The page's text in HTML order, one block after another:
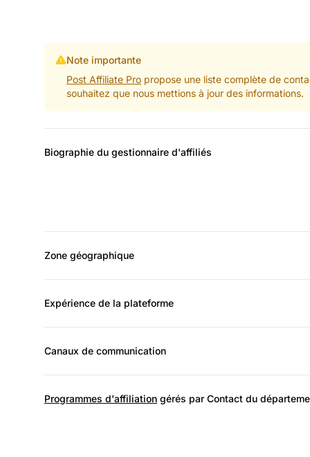
Note importante
Post Affiliate Propropose une liste complète de
souhaitez que nous mettions à jour des informations.
Biographie du gestionnaire d'affiliés
Zone géographique
Expérience de la plateforme
Canaux de communication
Programmes d'affiliation gérés par Contact du